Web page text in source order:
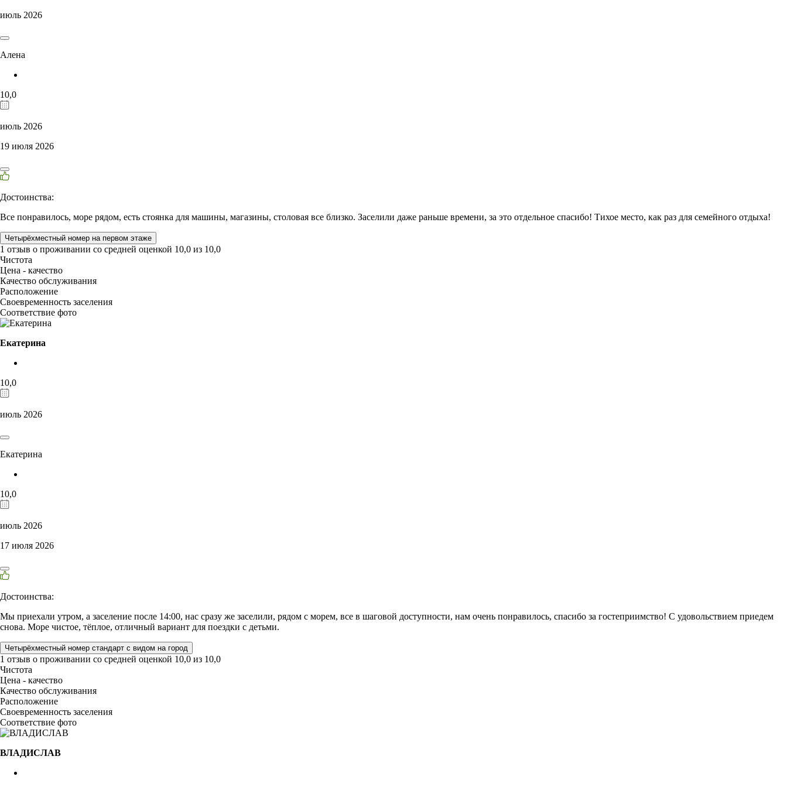
июль 2026
Алена
10,0
июль 2026
19 июля 2026
Достоинства:
Все понравилось, море рядом, есть стоянка для машины, магазины, столовая все близко. Заселили даже раньше времени, за это отдельное спасибо! Тихое место, как раз для семейного отдыха!
Четырёхместный номер на первом этаже
1 отзыв о проживании со средней оценкой 10,0 из 10,0
Чистота
Цена - качество
Качество обслуживания
Расположение
Своевременность заселения
Соответствие фото
Екатерина
10,0
июль 2026
Екатерина
10,0
июль 2026
17 июля 2026
Достоинства:
Мы приехали утром, а заселение после 14:00, нас сразу же заселили, рядом с морем, все в шаговой доступности, нам очень понравилось, спасибо за гостеприимство! С удовольствием приедем
снова. Море чистое, тёплое, отличный вариант для поездки с детьми.
Четырёхместный номер стандарт с видом на город
1 отзыв о проживании со средней оценкой 10,0 из 10,0
Чистота
Цена - качество
Качество обслуживания
Расположение
Своевременность заселения
Соответствие фото
ВЛАДИСЛАВ